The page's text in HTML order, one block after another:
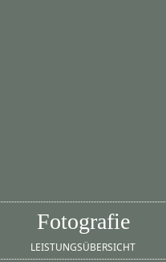
Fotografie
LEISTUNGSÜBERSICHT